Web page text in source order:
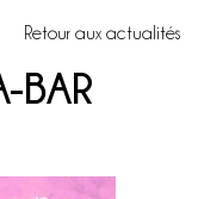
Retour aux actualités
BAR